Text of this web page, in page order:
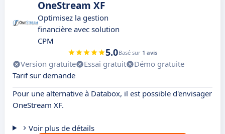
OneStream XF
Optimisez la gestion
financière avec solution
CPM
5.0Basé sur 1 avis
Version gratuite Essai gratuit
Démo gratuite
Tarif sur demande
Pour une alternative à Databox, il est possible d'envisager
OneStream XF.
Voir plus de détails